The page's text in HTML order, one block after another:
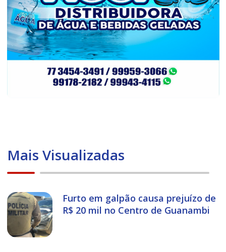
Mais Visualizadas
Furto em galpão causa prejuízo de
R$ 20 mil no Centro de Guanambi